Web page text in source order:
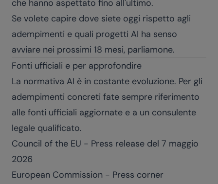
che hanno aspettato fino all'ultimo.
Se volete capire dove siete oggi rispetto agli
adempimenti e quali progetti AI ha senso
avviare nei prossimi 18 mesi, parliamone.
Fonti ufficiali e per approfondire
La normativa AI è in costante evoluzione. Per gli
adempimenti concreti fate sempre riferimento
alle fonti ufficiali aggiornate e a un consulente
legale qualificato.
Council of the EU - Press release del 7 maggio
2026
European Commission - Press corner